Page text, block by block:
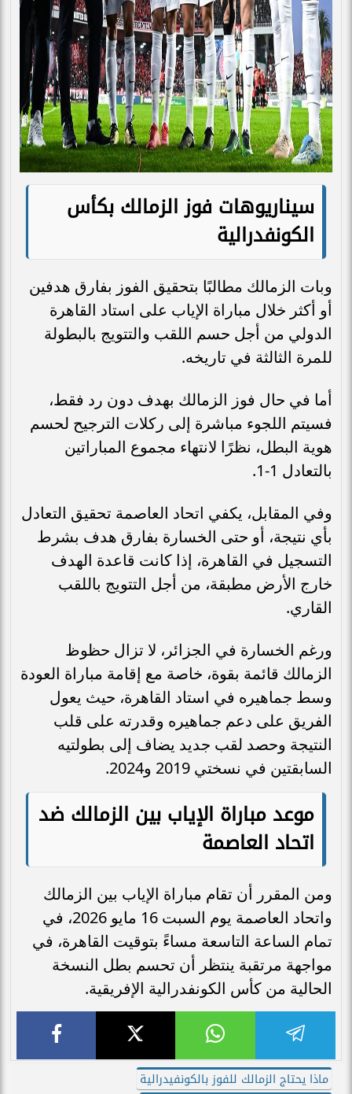
سيناريوهات فوز الزمالك بكأس
الكونفدرالية
وبات الزمالك مطالبًا بتحقيق الفوز بفارق هدفين
أو أكثر خلال مباراة الإياب على استاد القاهرة
الدولي من أجل حسم اللقب والتتويج بالبطولة
للمرة الثالثة في تاريخه.
أما في حال فوز الزمالك بهدف دون رد فقط،
فسيتم اللجوء مباشرة إلى ركلات الترجيح لحسم
هوية البطل، نظرًا لانتهاء مجموع المباراتين
بالتعادل 1-1.
وفي المقابل، يكفي اتحاد العاصمة تحقيق التعادل
بأي نتيجة، أو حتى الخسارة بفارق هدف بشرط
التسجيل في القاهرة، إذا كانت قاعدة الهدف
خارج الأرض مطبقة، من أجل التتويج باللقب
القاري.
ورغم الخسارة في الجزائر، لا تزال حظوظ
الزمالك قائمة بقوة، خاصة مع إقامة مباراة العودة
وسط جماهيره في استاد القاهرة، حيث يعول
الفريق على دعم جماهيره وقدرته على قلب
النتيجة وحصد لقب جديد يضاف إلى بطولتيه
السابقتين في نسختي 2019 و2024.
موعد مباراة الإياب بين الزمالك ضد
اتحاد العاصمة
ومن المقرر أن تقام مباراة الإياب بين الزمالك
واتحاد العاصمة يوم السبت 16 مايو 2026، في
تمام الساعة التاسعة مساءً بتوقيت القاهرة، في
مواجهة مرتقبة ينتظر أن تحسم بطل النسخة
الحالية من كأس الكونفدرالية الإفريقية.
ماذا يحتاج الزمالك للفوز بالكونفيدرالية